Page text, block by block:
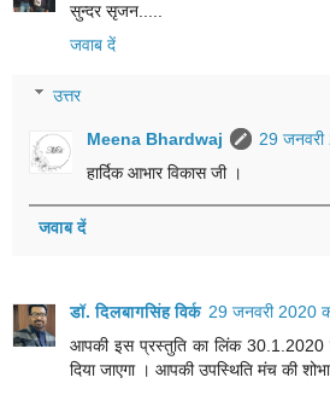
सुन्दर सृजन.....
जवाब दें
उत्तर
Meena Bhardwaj
29
हार्दिक आभार विकास जी ।
जवाब दें
डॉ. दिलबागसिंह विर्क 29 जनवरी 2020
आपकी इस प्रस्तुति का लिंक 30.1.2020
दिया जाएगा । आपकी उपस्थिति मंच की